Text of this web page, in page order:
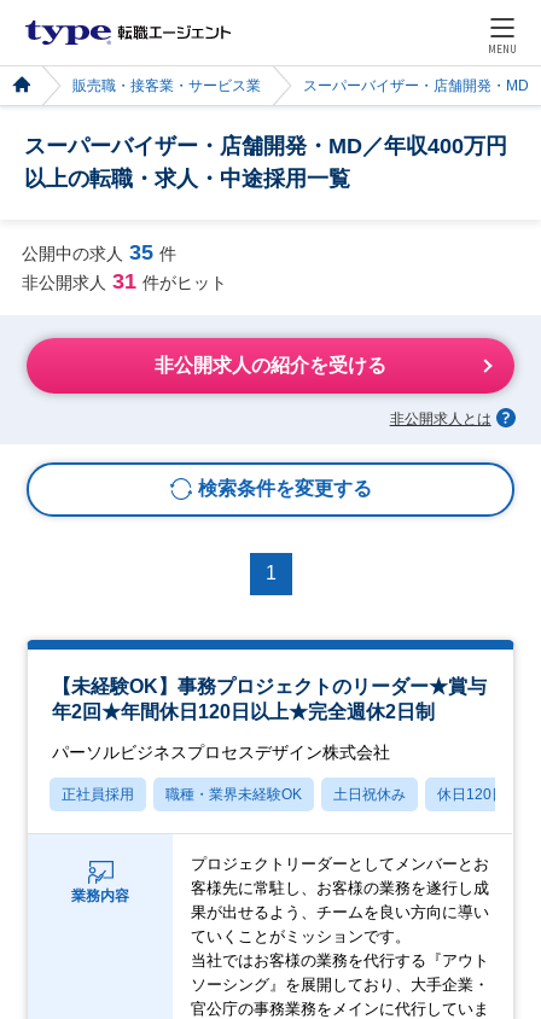
MENU
販売職・接客業・サービス業 スーパーバイザー・店舗開発・MD
スーパーバイザー・店舗開発・MD／年収400万円
以上の転職・求人・中途採用一覧
公開中の求人 35 件
非公開求人 31 件がヒット
非公開求人の紹介を受ける
非公開求人とは
検索条件を変更する
1
【未経験OK】事務プロジェクトのリーダー★賞与
年2回★年間休日120日以上★完全週休2日制
パーソルビジネスプロセスデザイン株式会社
正社員採用 職種・業界未経験OK 土日祝休み 休日120日以上
業務内容
プロジェクトリーダーとしてメンバーとお
客様先に常駐し、お客様の業務を遂行し成
果が出せるよう、チームを良い方向に導い
ていくことがミッションです。
当社ではお客様の業務を代行する『アウト
ソーシング』を展開しており、大手企業・
官公庁の事務業務をメインに代行していま